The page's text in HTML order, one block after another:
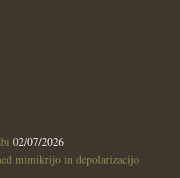
02/07/2026
mimikrijo in depolarizacijo